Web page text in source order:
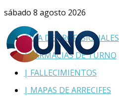
sábado 8 agosto 2026
GUÍA DE PROFESIONALES
| FARMACIAS DE TURNO
| FALLECIMIENTOS
| MAPAS DE ARRECIFES